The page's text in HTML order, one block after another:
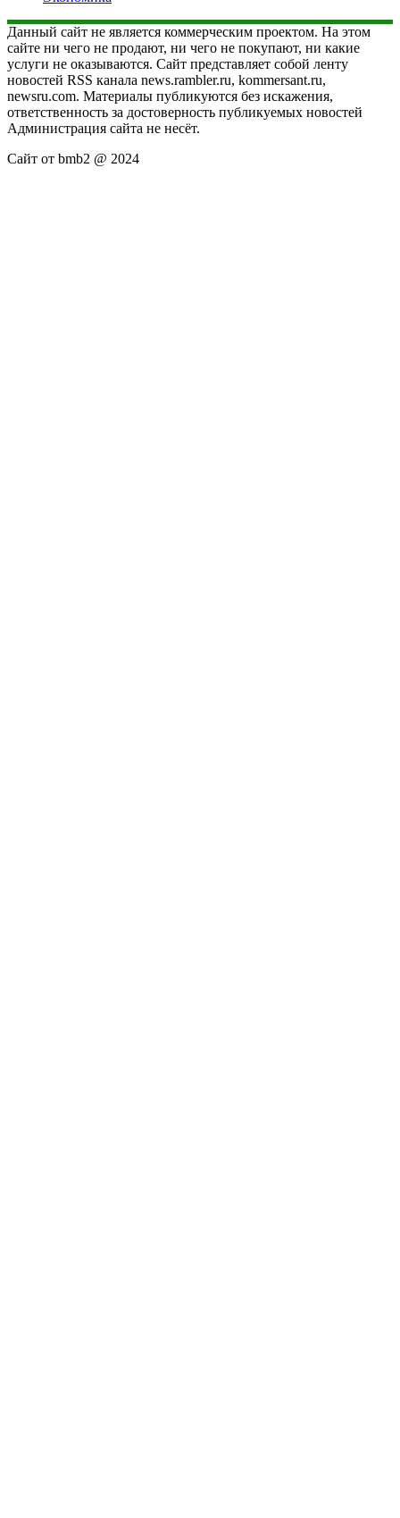
Данный сайт не является коммерческим проектом. На этом
сайте ни чего не продают, ни чего не покупают, ни какие
услуги не оказываются. Сайт представляет собой ленту
новостей RSS канала news.rambler.ru, kommersant.ru,
newsru.com. Материалы публикуются без искажения,
ответственность за достоверность публикуемых новостей
Администрация сайта не несёт.
Сайт от bmb2 @ 2024